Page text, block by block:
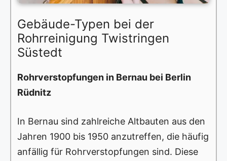
Gebäude-Typen bei der
Rohrreinigung Twistringen
Süstedt
Rohrverstopfungen in Bernau bei Berlin
Rüdnitz
In Bernau sind zahlreiche Altbauten aus den
Jahren 1900 bis 1950 anzutreffen, die häufig
anfällig für Rohrverstopfungen sind. Diese